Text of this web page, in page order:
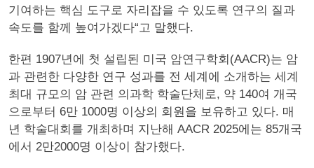
기여하는 핵심 도구로 자리잡을 수 있도록 연구의 질과
속도를 함께 높여가겠다“고 말했다.
한편 1907년에 첫 설립된 미국 암연구학회(AACR)는 암
과 관련한 다양한 연구 성과를 전 세계에 소개하는 세계
최대 규모의 암 관련 의과학 학술단체로, 약 140여 개국
으로부터 6만 1000명 이상의 회원을 보유하고 있다. 매
년 학술대회를 개최하며 지난해 AACR 2025에는 85개국
에서 2만2000명 이상이 참가했다.